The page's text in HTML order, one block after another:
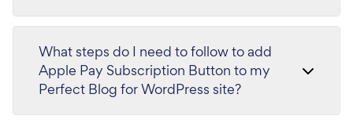
What steps do I need to follow to add
Apple Pay Subscription Button to my
Perfect Blog for WordPress site?